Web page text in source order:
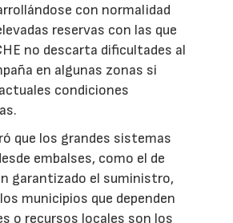
con normalidad
reservas con las que
no descarta dificultades al
en algunas zonas si
condiciones
que los grandes sistemas
embalses, como el de
garantizado el suministro,
municipios que dependen
o recursos locales son los